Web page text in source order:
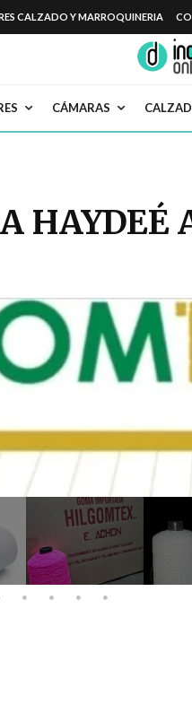
CALZADO Y MARROQUINERIA
CÁMARAS
HAYDEÉ